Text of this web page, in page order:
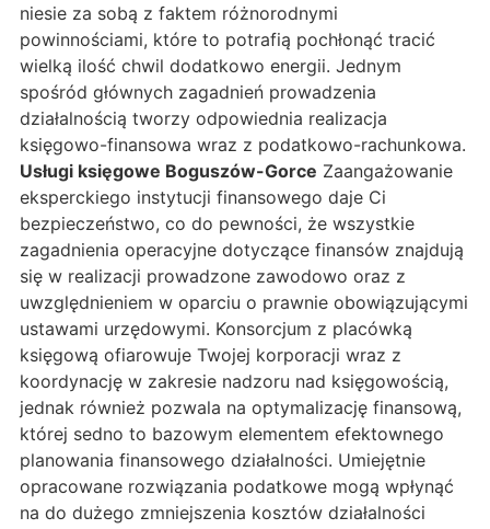
niesie za sobą z faktem różnorodnymi
powinnościami, które to potrafią pochłonąć tracić
wielką ilość chwil dodatkowo energii. Jednym
spośród głównych zagadnień prowadzenia
działalnością tworzy odpowiednia realizacja
księgowo-finansowa wraz z podatkowo-rachunkowa.
Usługi księgowe Boguszów-Gorce Zaangażowanie
eksperckiego instytucji finansowego daje Ci
bezpieczeństwo, co do pewności, że wszystkie
zagadnienia operacyjne dotyczące finansów znajdują
się w realizacji prowadzone zawodowo oraz z
uwzględnieniem w oparciu o prawnie obowiązującymi
ustawami urzędowymi. Konsorcjum z placówką
księgową ofiarowuje Twojej korporacji wraz z
koordynację w zakresie nadzoru nad księgowością,
jednak również pozwala na optymalizację finansową,
której sedno to bazowym elementem efektownego
planowania finansowego działalności. Umiejętnie
opracowane rozwiązania podatkowe mogą wpłynąć
na do dużego zmniejszenia kosztów działalności